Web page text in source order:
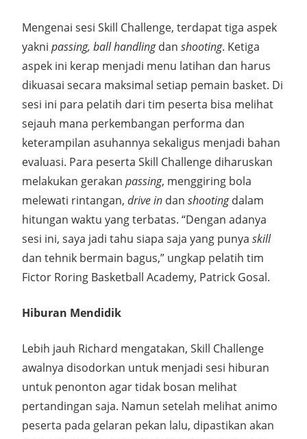
Mengenai sesi Skill Challenge, terdapat tiga aspek
yakni passing, ball handlingdan shooting. Ketiga
aspek ini kerap menjadi menu latihan dan harus
dikuasai secara maksimal setiap pemain basket. Di
sesi ini para pelatih dari tim peserta bisa melihat
sejauh mana perkembangan performa dan
keterampilan asuhannya sekaligus menjadi bahan
evaluasi. Para peserta Skill Challenge diharuskan
melakukan gerakan passing, menggiring bola
melewati rintangan, drive in dan shootingdalam
hitungan waktu yang terbatas. “Dengan adanya
sesi ini, saya jadi tahu siapa saja yang punya skill
dan tehnik bermain bagus,” ungkap pelatih tim
Fictor Roring Basketball Academy, Patrick Gosal.
Hiburan Mendidik
Lebih jauh Richard mengatakan, Skill Challenge
awalnya disodorkan untuk menjadi sesi hiburan
untuk penonton agar tidak bosan melihat
pertandingan saja. Namun setelah melihat animo
peserta pada gelaran pekan lalu, dipastikan akan